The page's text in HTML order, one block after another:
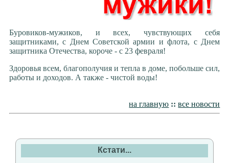
Буровиков-мужиков, и всех, чувствующих себя
защитниками, с Днем Советской армии и флота, с Днем
защитника Отечества, короче - с 23 февраля!
Здоровья всем, благополучия и тепла в доме, побольше сил,
работы и доходов. А также - чистой воды!
на главную :: все новости
Кстати...